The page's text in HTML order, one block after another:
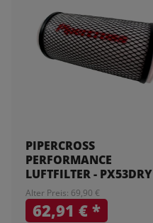
PIPERCROSS
PERFORMANCE
LUFTFILTER - PX53DRY
Alter Preis: 69,90 €
62,91 €*